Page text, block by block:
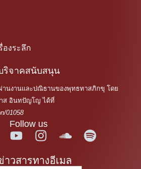
องระลึก
ริจาคสนับสนุน
านงานและปณิธานของพุทธทาสภิกขุ โดย
ส อินทปัญโญ ได้ที่
01058
Follow us
าวสารทางอีเมล